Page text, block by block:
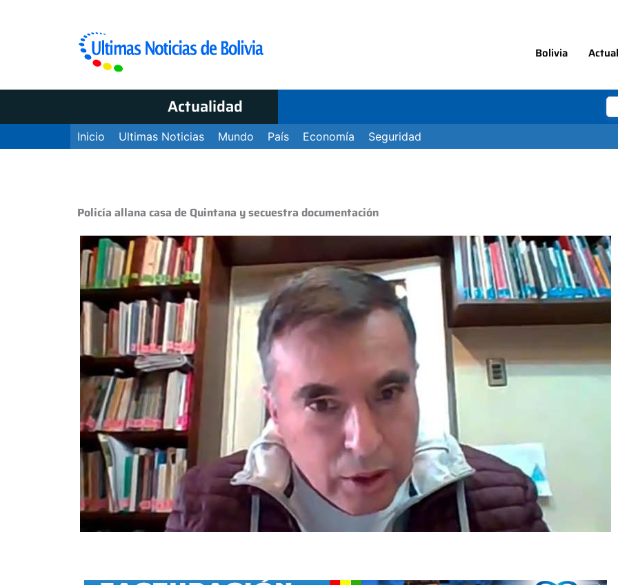
Bolivia
Actualidad
Inicio Ultimas Noticias Mundo País Economía Seguridad
Policía allana casa de Quintana y secuestra documentación